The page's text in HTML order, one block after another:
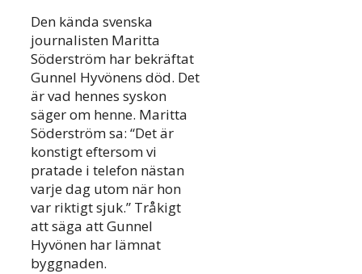
Den kända svenska
journalisten Maritta
Söderström har bekräftat
Gunnel Hyvönens död. Det
är vad hennes syskon
säger om henne. Maritta
Söderström sa: “Det är
konstigt eftersom vi
pratade i telefon nästan
varje dag utom när hon
var riktigt sjuk.” Tråkigt
att säga att Gunnel
Hyvönen har lämnat
byggnaden.